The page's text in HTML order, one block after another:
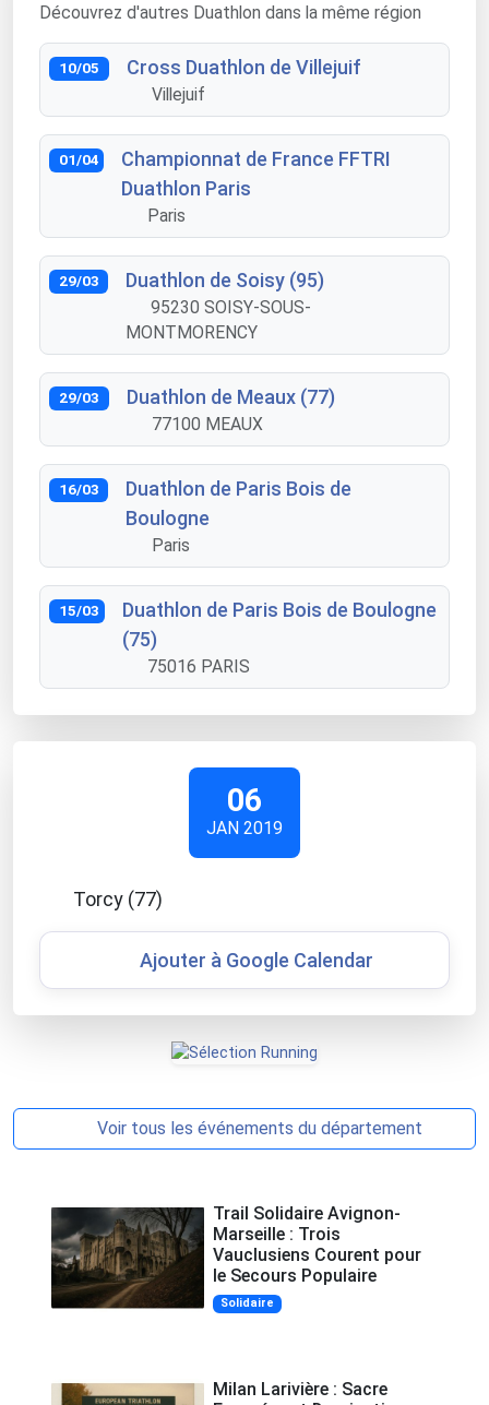
Découvrez d'autres Duathlon dans la même région
10/05 Cross Duathlon de Villejuif
Villejuif
01/04
Championnat de France FFTRI
Duathlon Paris
Paris
29/03 Duathlon de Soisy (95)
95230 SOISY-SOUS-
MONTMORENCY
29/03 Duathlon de Meaux (77)
77100 MEAUX
16/03
Duathlon de Paris Bois de
Boulogne
Paris
15/03
Duathlon de Paris Bois de Boulogne
(75)
75016 PARIS
06
JAN 2019
Torcy (77)
Ajouter à Google Calendar
Voir tous les événements du département
Trail Solidaire Avignon-
Marseille : Trois
Vauclusiens Courent pour
le Secours Populaire
Solidaire
Milan Larivière : Sacre